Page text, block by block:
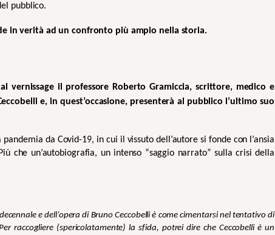
pubblico.
in verità ad un confronto più ampio nella storia.
il professore Roberto Gramiccia, scrittore, medico e
e, in quest’occasione, presenterà al pubblico l’ultimo suo
da Covid-19, in cui il vissuto dell’autore si fonde con l’ansia
che un’autobiografia, un intenso “saggio narrato” sulla crisi della
e dell’opera di Bruno Ceccobelli è come cimentarsi nel tentativo di
raccogliere (spericolatamente) la sfida, potrei dire che Ceccobelli è un